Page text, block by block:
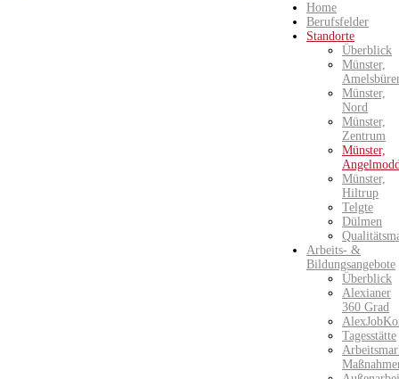
Home
Berufsfelder
Standorte
Überblick
Münster,
Münster,
Nord
Münster,
Zentrum
Münster,
Münster,
Hiltrup
Telgte
Dülmen
Arbeits- &
Bildungsangebote
Überblick
Alexianer
360 Grad
Tagesstätte